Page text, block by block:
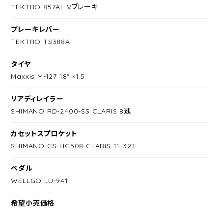
TEKTRO 857AL Vブレーキ
ブレーキレバー
TEKTRO TS388A
タイヤ
Maxxis M-127 18" ×1.5
リアディレイラー
SHIMANO RD-2400-SS CLARIS 8速
カセットスプロケット
SHIMANO CS-HG508 CLARIS 11-32T
ペダル
WELLGO LU-941
希望小売価格